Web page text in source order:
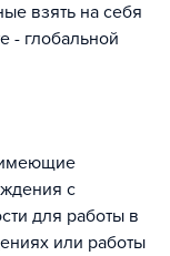
взять на себя
- глобальной
с
для работы в
или работы